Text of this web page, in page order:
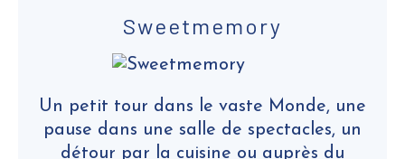
Sweetmemory
Un petit tour dans le vaste Monde, une
pause dans une salle de spectacles, un
détour par la cuisine ou auprès du